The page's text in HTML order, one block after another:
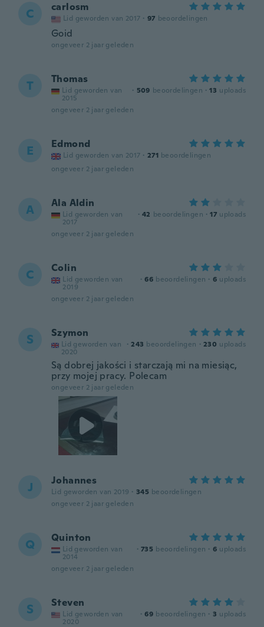
C carlosm
Lid geworden van 2017 · 97 beoordelingen
Goid
ongeveer 2 jaar geleden
T Thomas
Lid geworden van
2015
· 509 beoordelingen · 13 uploads
ongeveer 2 jaar geleden
E Edmond
Lid geworden van 2017 · 271 beoordelingen
ongeveer 2 jaar geleden
A Ala Aldin
Lid geworden van
2017
· 42 beoordelingen · 17 uploads
ongeveer 2 jaar geleden
C Colin
Lid geworden van
2019
· 66 beoordelingen · 6 uploads
ongeveer 2 jaar geleden
S Szymon
Lid geworden van
2020
· 243 beoordelingen · 230 uploads
Są dobrej jakości i starczają mi na miesiąc,
przy mojej pracy. Polecam
ongeveer 2 jaar geleden
J Johannes
Lid geworden van 2019 · 345 beoordelingen
ongeveer 2 jaar geleden
Q Quinton
Lid geworden van
2014
· 735 beoordelingen · 6 uploads
ongeveer 2 jaar geleden
S Steven
Lid geworden van
2020
· 69 beoordelingen · 3 uploads